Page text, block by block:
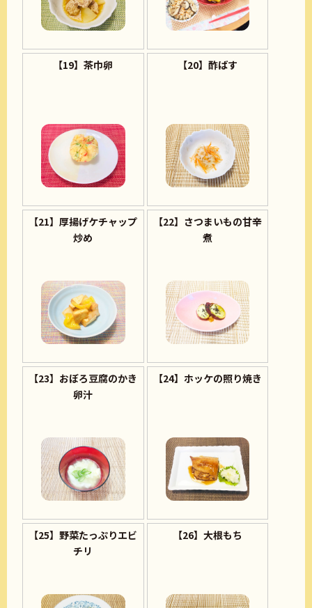
【19】茶巾卵 【20】酢ばす
【21】厚揚げケチャップ
炒め
【22】さつまいもの甘辛
煮
【23】おぼろ豆腐のかき
卵汁
【24】ホッケの照り焼き
【25】野菜たっぷりエビ
チリ
【26】大根もち